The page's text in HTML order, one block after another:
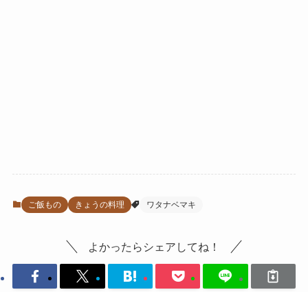
ご飯もの きょうの料理 ワタナベマキ
よかったらシェアしてね！